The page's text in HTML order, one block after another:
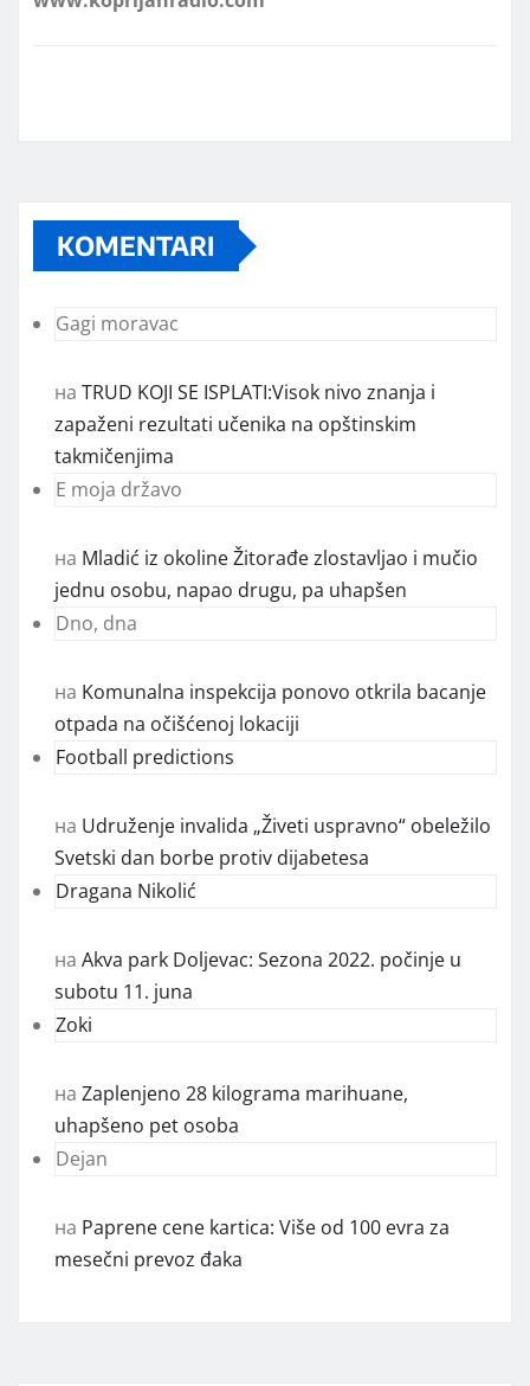
KOMENTARI
Gagi moravac
на TRUD KOJI SE ISPLATI:Visok nivo znanja i
zapaženi rezultati učenika na opštinskim
takmičenjima
E moja državo
на Mladić iz okoline Žitorađe zlostavljao i mučio
jednu osobu, napao drugu, pa uhapšen
Dno, dna
на Komunalna inspekcija ponovo otkrila bacanje
otpada na očišćenoj lokaciji
Football predictions
на Udruženje invalida „Živeti uspravno“ obeležilo
Svetski dan borbe protiv dijabetesa
Dragana Nikolić
на Akva park Doljevac: Sezona 2022. počinje u
subotu 11. juna
Zoki
на Zaplenjeno 28 kilograma marihuane,
uhapšeno pet osoba
Dejan
на Paprene cene kartica: Više od 100 evra za
mesečni prevoz đaka